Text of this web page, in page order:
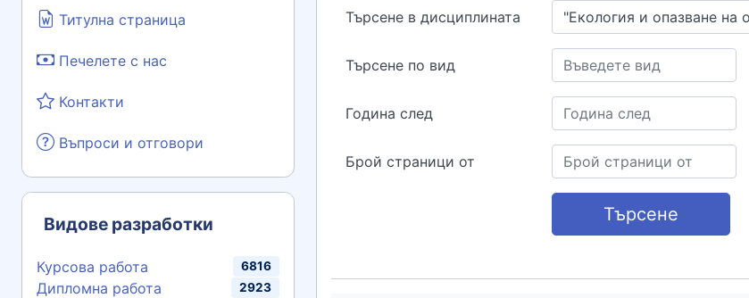
Титулна страница
Печелете с нас
Контакти
Въпроси и отговори
Видове разработки
Курсова работа 6816
Дипломна работа 2923
Търсене в дисциплината
Търсене по вид
Година след
Брой страници от
Търсене